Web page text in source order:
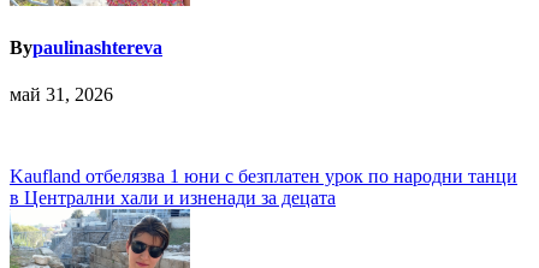
Bypaulinashtereva
май 31, 2026
Навигация
Kaufland отбелязва 1 юни с безплатен урок по народни танци
в Централни хали и изненади за децата